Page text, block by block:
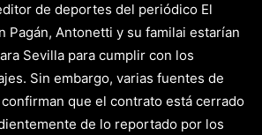
de deportes del periódico El
Pagán, Antonetti y su familai estarían
Sevilla para cumplir con los
Sin embargo, varias fuentes de
que el contrato está cerrado
de lo reportado por los